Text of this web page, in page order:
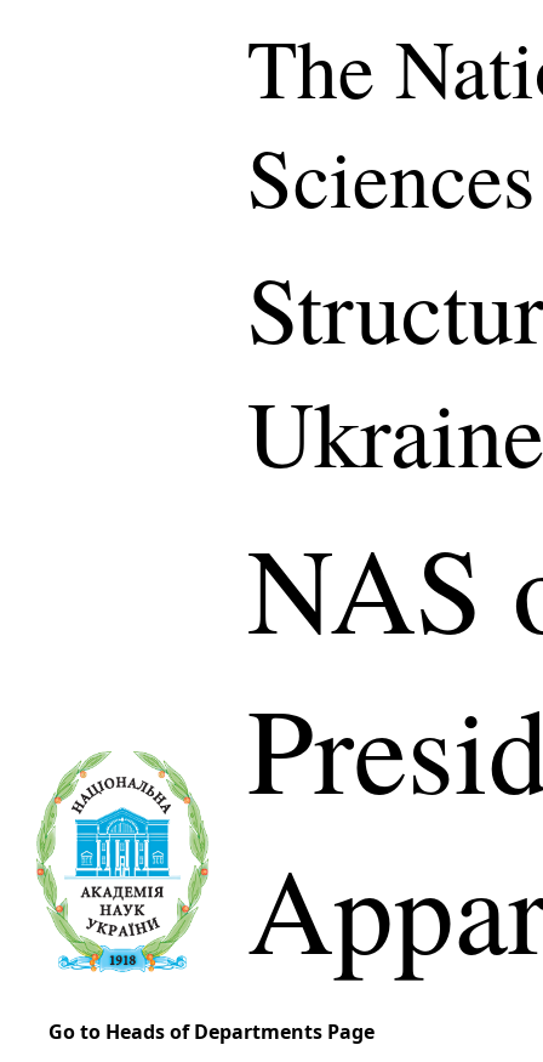
The
Ukraine
NAS
Go to Heads of Departments Page